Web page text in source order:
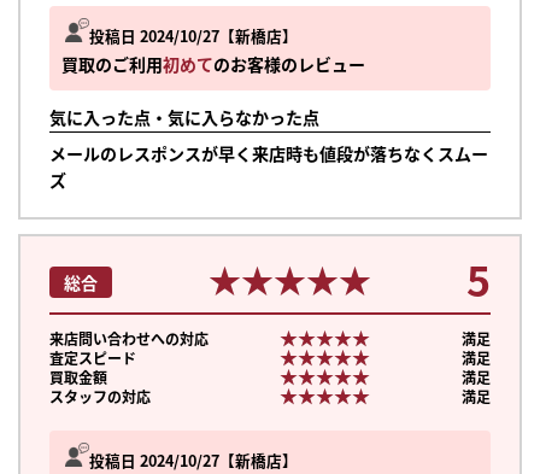
投稿日 2024/10/27 新橋店
買取のご利用初めてのお客様のレビュー
気に入った点・気に入らなかった点
メールのレスポンスが早く来店時も値段が落ちなくスムー
ズ
投稿日 2024/10/27 新橋店
総合 ★★★★★
★★★★★ 5
来店問い合わせへの対応 ★★★★★
★★★★★
満足
査定スピード
★★★★★
★★★★★
満足
買取金額
★★★★★
★★★★★
満足
スタッフの対応
★★★★★
★★★★★ 満足